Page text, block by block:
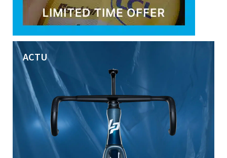
ACTU